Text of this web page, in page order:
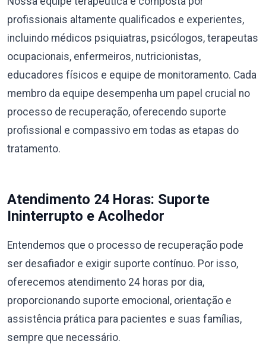
profissionais altamente qualificados e experientes,
incluindo médicos psiquiatras, psicólogos, terapeutas
ocupacionais, enfermeiros, nutricionistas,
educadores físicos e equipe de monitoramento. Cada
membro da equipe desempenha um papel crucial no
processo de recuperação, oferecendo suporte
profissional e compassivo em todas as etapas do
tratamento.
Atendimento 24 Horas: Suporte
Ininterrupto e Acolhedor
Entendemos que o processo de recuperação pode
ser desafiador e exigir suporte contínuo. Por isso,
oferecemos atendimento 24 horas por dia,
proporcionando suporte emocional, orientação e
assistência prática para pacientes e suas famílias,
sempre que necessário.